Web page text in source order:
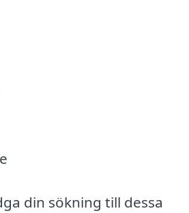
din sökning till dessa